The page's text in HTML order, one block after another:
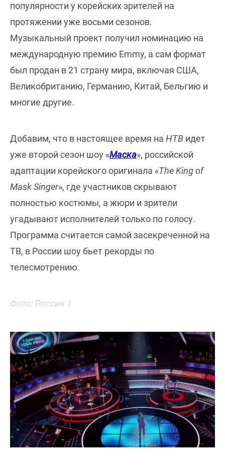
популярности у корейских зрителей на
протяжении уже восьми сезонов.
Музыкальный проект получил номинацию на
международную премию Emmy, а сам формат
был продан в 21 страну мира, включая США,
Великобританию, Германию, Китай, Бельгию и
многие другие.
Добавим, что в настоящее время на НТВ идет
уже второй сезон шоу «Маска», российской
адаптации корейского оригинала «The King of
Mask Singer», где участников скрывают
полностью костюмы, а жюри и зрители
угадывают исполнителей только по голосу.
Программа считается самой засекреченной на
ТВ, в России шоу бьет рекорды по
телесмотрению.
Фото: Россия 1